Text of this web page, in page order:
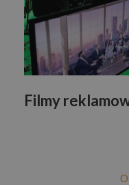
Filmy